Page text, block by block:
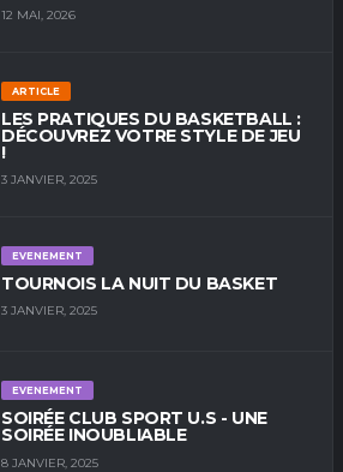
12 MAI, 2026
ARTICLE
LES PRATIQUES DU BASKETBALL :
DÉCOUVREZ VOTRE STYLE DE JEU
!
3 JANVIER, 2025
EVENEMENT
TOURNOIS LA NUIT DU BASKET
3 JANVIER, 2025
EVENEMENT
SOIRÉE CLUB SPORT U.S - UNE
SOIRÉE INOUBLIABLE
8 JANVIER, 2025